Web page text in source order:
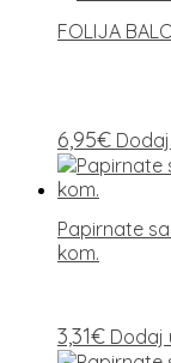
FOLIJA
6,95€
Papirnate
kom.
3,31€ Dodaj